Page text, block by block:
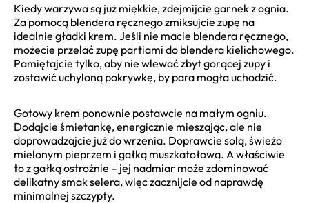
Kiedy warzywa są już miękkie, zdejmijcie garnek z ognia.
Za pomocą blendera ręcznego zmiksujcie zupę na
idealnie gładki krem. Jeśli nie macie blendera ręcznego,
możecie przelać zupę partiami do blendera kielichowego.
Pamiętajcie tylko, aby nie wlewać zbyt gorącej zupy i
zostawić uchyloną pokrywkę, by para mogła uchodzić.
Gotowy krem ponownie postawcie na małym ogniu.
Dodajcie śmietankę, energicznie mieszając, ale nie
doprowadzajcie już do wrzenia. Doprawcie solą, świeżo
mielonym pieprzem i gałką muszkatołową. A właściwie
to z gałką ostrożnie – jej nadmiar może zdominować
delikatny smak selera, więc zacznijcie od naprawdę
minimalnej szczypty.